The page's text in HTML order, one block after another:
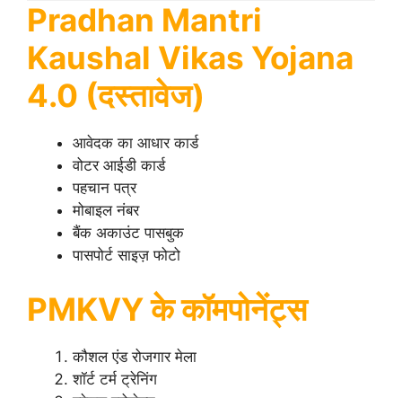
Pradhan Mantri
Kaushal Vikas Yojana
4.0 (दस्तावेज)
आवेदक का आधार कार्ड
वोटर आईडी कार्ड
पहचान पत्र
मोबाइल नंबर
बैंक अकाउंट पासबुक
पासपोर्ट साइज़ फोटो
PMKVY के कॉमपोनेंट्स
कौशल एंड रोजगार मेला
शॉर्ट टर्म ट्रेनिंग